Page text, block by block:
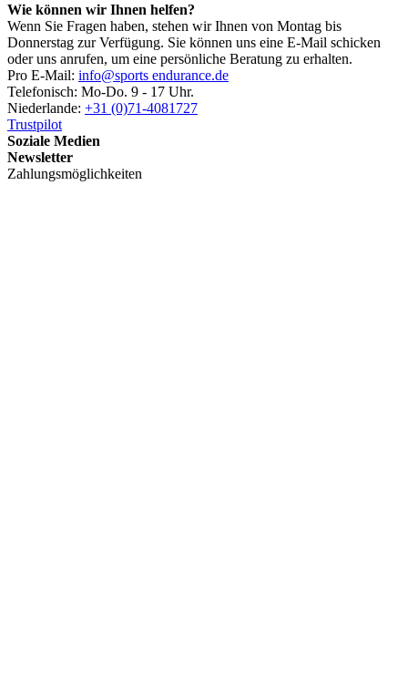
Wie können wir Ihnen helfen?
Wenn Sie Fragen haben, stehen wir Ihnen von Montag bis
Donnerstag zur Verfügung. Sie können uns eine E-Mail schicken
oder uns anrufen, um eine persönliche Beratung zu erhalten.
Pro E-Mail: info@sports endurance.de
Telefonisch: Mo-Do. 9 - 17 Uhr.
Niederlande: +31 (0)71-4081727
Trustpilot
Soziale Medien
Newsletter
Zahlungsmöglichkeiten